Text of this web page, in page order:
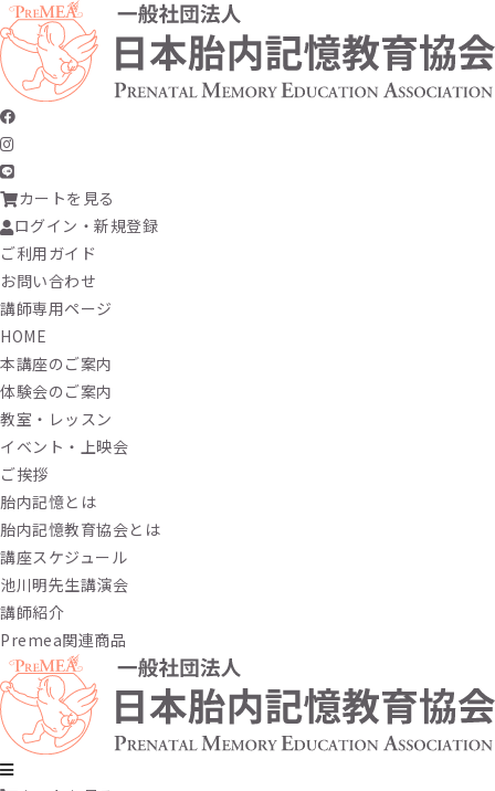
カートを見る
ログイン・新規登録
ご利用ガイド
お問い合わせ
講師専用ページ
HOME
本講座のご案内
体験会のご案内
教室・レッスン
イベント・上映会
ご挨拶
胎内記憶とは
胎内記憶教育協会とは
講座スケジュール
池川明先生講演会
講師紹介
Premea関連商品